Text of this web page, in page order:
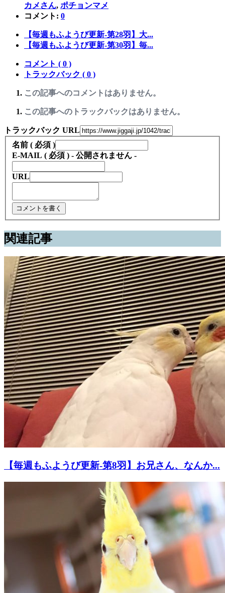
カメさん, ポチョンマメ
コメント: 0
【毎週もふようび更新-第28羽】大...
【毎週もふようび更新-第30羽】毎...
コメント ( 0 )
トラックバック ( 0 )
この記事へのコメントはありません。
この記事へのトラックバックはありません。
トラックバック URL
名前 ( 必須 )
E-MAIL ( 必須 ) - 公開されません -
URL
関連記事
【毎週もふようび更新-第8羽】お兄さん、なんか...